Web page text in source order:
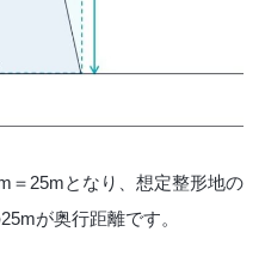
＝25mとなり、想定整形地の
が奥行距離です。